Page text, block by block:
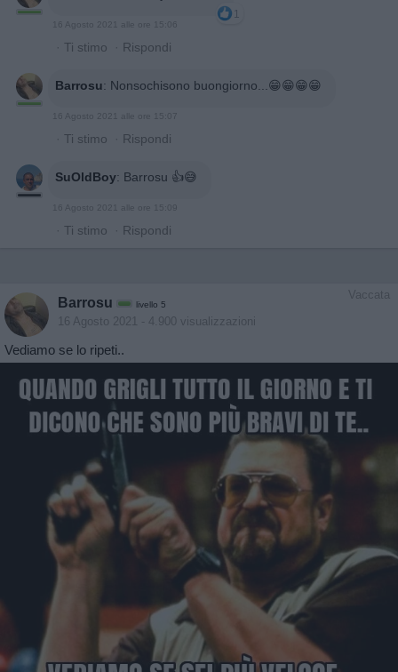
1
16 Agosto 2021 alle ore 15:06
· Ti stimo · Rispondi
Barrosu: Nonsochisono buongiorno...😁😁😁😁
16 Agosto 2021 alle ore 15:07
· Ti stimo · Rispondi
SuOldBoy: Barrosu 👍😅
16 Agosto 2021 alle ore 15:09
· Ti stimo · Rispondi
Vaccata
Barrosu livello 5
16 Agosto 2021 - 4.900 visualizzazioni
Vediamo se lo ripeti..